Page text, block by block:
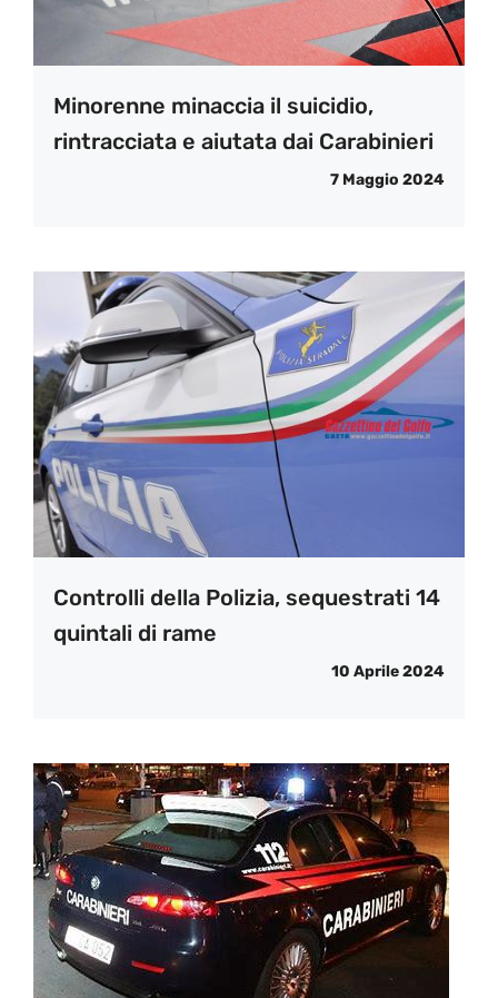
Minorenne minaccia il suicidio,
rintracciata e aiutata dai Carabinieri
7 Maggio 2024
Controlli della Polizia, sequestrati 14
quintali di rame
10 Aprile 2024